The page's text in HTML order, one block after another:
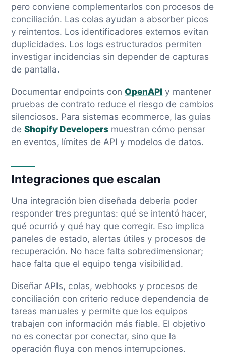
pero conviene complementarlos con procesos de
conciliación. Las colas ayudan a absorber picos
y reintentos. Los identificadores externos evitan
duplicidades. Los logs estructurados permiten
investigar incidencias sin depender de capturas
de pantalla.
Documentar endpoints conOpenAPI y mantener
pruebas de contrato reduce el riesgo de cambios
silenciosos. Para sistemas ecommerce, las guías
deShopify Developers muestran cómo pensar
en eventos, límites de API y modelos de datos.
Integraciones que escalan
Una integración bien diseñada debería poder
responder tres preguntas: qué se intentó hacer,
qué ocurrió y qué hay que corregir. Eso implica
paneles de estado, alertas útiles y procesos de
recuperación. No hace falta sobredimensionar;
hace falta que el equipo tenga visibilidad.
Diseñar APIs, colas, webhooks y procesos de
conciliación con criterio reduce dependencia de
tareas manuales y permite que los equipos
trabajen con información más fiable. El objetivo
no es conectar por conectar, sino que la
operación fluya con menos interrupciones.